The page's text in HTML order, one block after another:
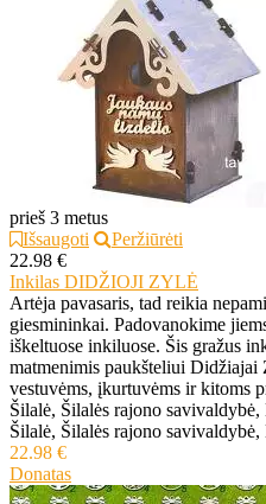
prieš 3 metus
Išsaugoti
Peržiūrėti
22.98 €
Inkilas DIDŽIOJI ZYLĖ
Artėja pavasaris, tad reikia
giesmininkai. Padovanokime
iškeltuose inkiluose. Šis gražus
matmenimis paukšteliui
vestuvėms, įkurtuvėms ir kitoms
Šilalė, Šilalės rajono
Šilalė, Šilalės rajono
22.98 €
Donatas